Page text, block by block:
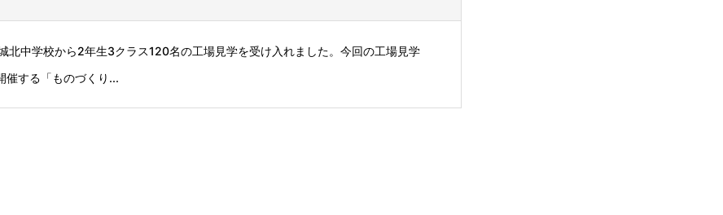
中学校から2年生3クラス120名の工場見学を受け入れました。今回の工場見学
催する「ものづくり...